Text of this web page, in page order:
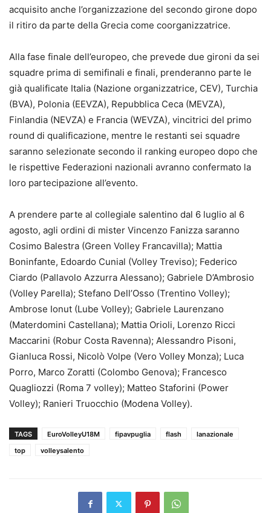
acquisito anche l’organizzazione del secondo girone dopo
il ritiro da parte della Grecia come coorganizzatrice.
Alla fase finale dell’europeo, che prevede due gironi da sei
squadre prima di semifinali e finali, prenderanno parte le
già qualificate Italia (Nazione organizzatrice, CEV), Turchia
(BVA), Polonia (EEVZA), Repubblica Ceca (MEVZA),
Finlandia (NEVZA) e Francia (WEVZA), vincitrici del primo
round di qualificazione, mentre le restanti sei squadre
saranno selezionate secondo il ranking europeo dopo che
le rispettive Federazioni nazionali avranno confermato la
loro partecipazione all’evento.
A prendere parte al collegiale salentino dal 6 luglio al 6
agosto, agli ordini di mister Vincenzo Fanizza saranno
Cosimo Balestra (Green Volley Francavilla); Mattia
Boninfante, Edoardo Cunial (Volley Treviso); Federico
Ciardo (Pallavolo Azzurra Alessano); Gabriele D’Ambrosio
(Volley Parella); Stefano Dell’Osso (Trentino Volley);
Ambrose Ionut (Lube Volley); Gabriele Laurenzano
(Materdomini Castellana); Mattia Orioli, Lorenzo Ricci
Maccarini (Robur Costa Ravenna); Alessandro Pisoni,
Gianluca Rossi, Nicolò Volpe (Vero Volley Monza); Luca
Porro, Marco Zoratti (Colombo Genova); Francesco
Quagliozzi (Roma 7 volley); Matteo Staforini (Power
Volley); Ranieri Truocchio (Modena Volley).
TAGS EuroVolleyU18M fipavpuglia flash
lanazionale
top
volleysalento